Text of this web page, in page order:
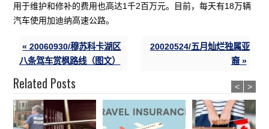
用于维护和修补的费用也高达1千2百万元。目前，每天有18万辆
汽车使用加迪纳高速公路。
« 20060930/穆苏科卡湖区
八条驾车赏枫路线（图文）
20020524/五月灿烂独属亚
裔 »
Related Posts < >